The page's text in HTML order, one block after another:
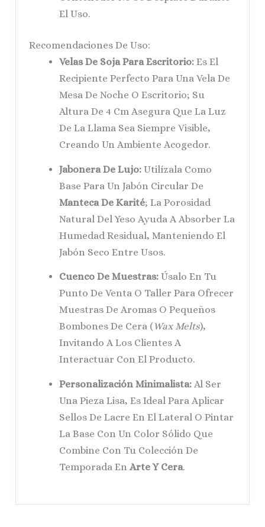
El Uso.
Recomendaciones De Uso:
Velas De Soja Para Escritorio: Es El
Recipiente Perfecto Para Una Vela De
Mesa De Noche O Escritorio; Su
Altura De 4 Cm Asegura Que La Luz
De La Llama Sea Siempre Visible,
Creando Un Ambiente Acogedor.
Jabonera De Lujo: Utilízala Como
Base Para Un Jabón Circular De
Manteca De Karité; La Porosidad
Natural Del Yeso Ayuda A Absorber La
Humedad Residual, Manteniendo El
Jabón Seco Entre Usos.
Cuenco De Muestras: Úsalo En Tu
Punto De Venta O Taller Para Ofrecer
Muestras De Aromas O Pequeños
Bombones De Cera ( Wax Melts),
Invitando A Los Clientes A
Interactuar Con El Producto.
Personalización Minimalista: Al Ser
Una Pieza Lisa, Es Ideal Para Aplicar
Sellos De Lacre En El Lateral O Pintar
La Base Con Un Color Sólido Que
Combine Con Tu Colección De
Temporada EnArte Y Cera.